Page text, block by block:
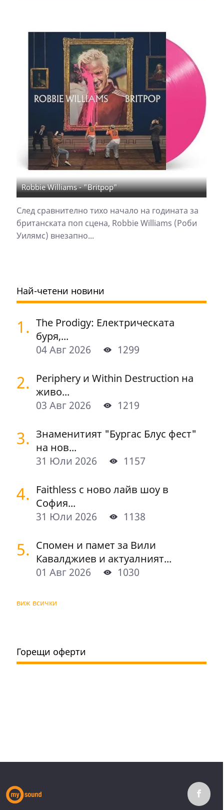
Robbie Williams - "Britpop"
След сравнително тихо начало на годината за
британската поп сцена, Robbie Williams (Роби
Уилямс) внезапно...
Най-четени новини
1. The Prodigy: Електрическата
буря,...
04 Авг 2026
1299
2. Periphery и Within Destruction на
живо...
03 Авг 2026
1219
3. Знаменитият "Бургас Блус фест"
на нов...
31 Юли 2026
1157
4. Faithless с ново лайв шоу в
София...
31 Юли 2026
1138
5. Спомен и памет за Вили
Кавалджиев и актуалният...
01 Авг 2026
1030
виж всички
Горещи оферти